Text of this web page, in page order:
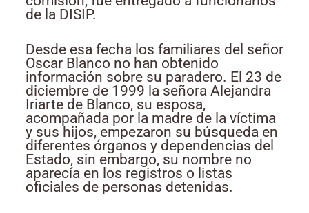
de la DISIP.
Desde esa fecha los familiares del señor
Oscar Blanco no han obtenido
información sobre su paradero. El 23 de
diciembre de 1999 la señora Alejandra
Iriarte de Blanco, su esposa,
acompañada por la madre de la víctima
y sus hijos, empezaron su búsqueda en
diferentes órganos y dependencias del
Estado, sin embargo, su nombre no
aparecía en los registros o listas
oficiales de personas detenidas.